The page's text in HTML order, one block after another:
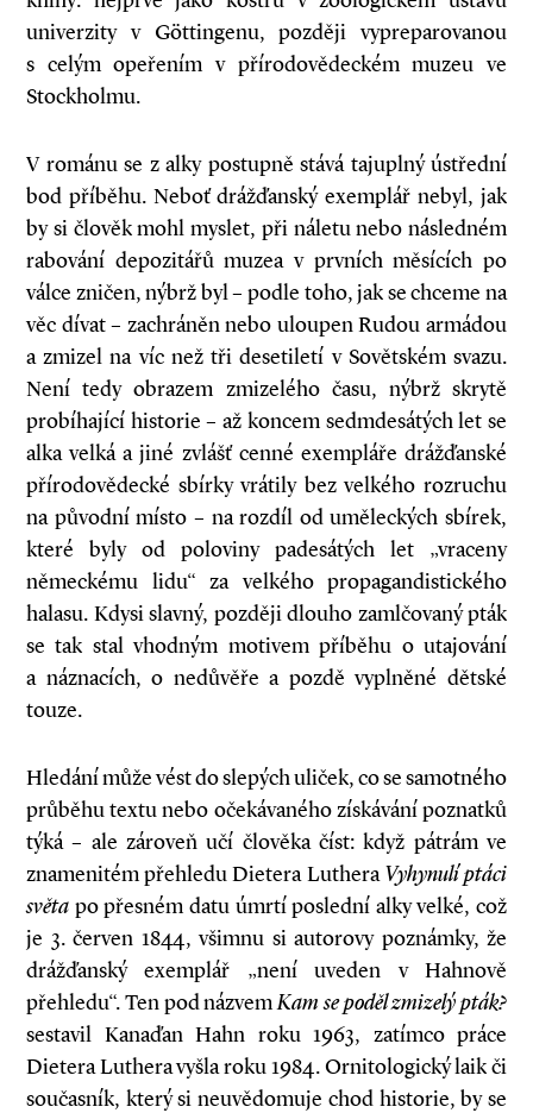
univerzity v Göttingenu, později vypreparovanou
s celým opeřením v přírodovědeckém muzeu ve
Stockholmu.
V románu se z alky postupně stává tajuplný ústřední
bod příběhu. Neboť drážďanský exemplář nebyl, jak
by si člověk mohl myslet, při náletu nebo následném
rabování depozitářů muzea v prvních měsících po
válce zničen, nýbrž byl – podle toho, jak se chceme na
věc dívat – zachráněn nebo uloupen Rudou armádou
a zmizel na víc než tři desetiletí v Sovětském svazu.
Není tedy obrazem zmizelého času, nýbrž skrytě
probíhající historie – až koncem sedmdesátých let se
alka velká a jiné zvlášť cenné exempláře drážďanské
přírodovědecké sbírky vrátily bez velkého rozruchu
na původní místo – na rozdíl od uměleckých sbírek,
které byly od poloviny padesátých let „vraceny
německému lidu“ za velkého propagandistického
halasu. Kdysi slavný, později dlouho zamlčovaný pták
se tak stal vhodným motivem příběhu o utajování
a náznacích, o nedůvěře a pozdě vyplněné dětské
touze.
Hledání může vést do slepých uliček, co se samotného
průběhu textu nebo očekávaného získávání poznatků
týká – ale zároveň učí člověka číst: když pátrám ve
znamenitém přehledu Dietera LutheraVyhynulí ptáci
světa po přesném datu úmrtí poslední alky velké, což
je 3. červen 1844, všimnu si autorovy poznámky, že
drážďanský exemplář „není uveden v Hahnově
přehledu“. Ten pod názvemKam se poděl zmizelý pták?
sestavil Kanaďan Hahn roku 1963, zatímco práce
Dietera Luthera vyšla roku 1984. Ornitologický laik či
současník, který si neuvědomuje chod historie, by se